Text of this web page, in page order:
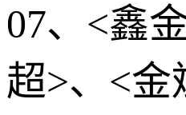
07、<鑫
超>、<金